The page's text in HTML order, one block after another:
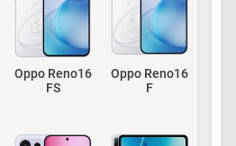
Oppo Reno16
FS
Oppo Reno16
F